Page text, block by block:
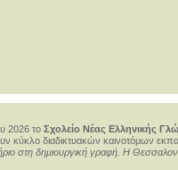
2026 το Σχολείο Νέας Ελληνικής
κύκλο διαδικτυακών καινοτόμων
στη δημιουργική γραφή. Η